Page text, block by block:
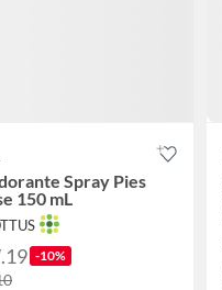
Spray Pies
150 mL
-10%